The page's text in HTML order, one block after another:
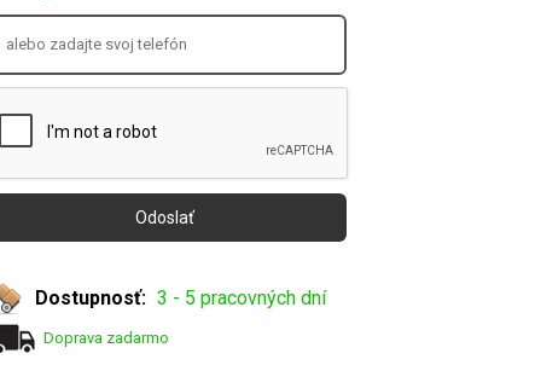
Dostupnosť: 3 - 5 pracovných dní
Doprava zadarmo